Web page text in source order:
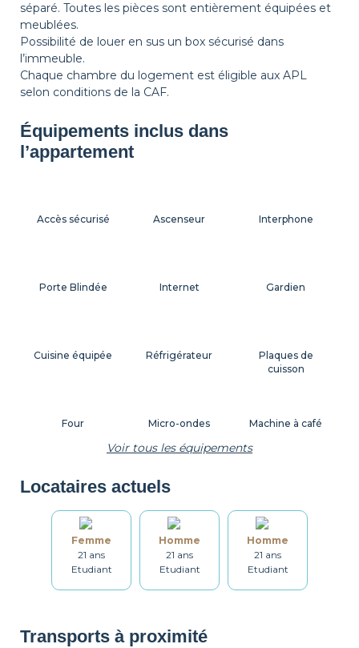
séparé. Toutes les pièces sont entièrement équipées et
meublées.
Possibilité de louer en sus un box sécurisé dans
l’immeuble.
Chaque chambre du logement est éligible aux APL
selon conditions de la CAF.
Équipements inclus dans
l’appartement
Internet
Cuisine équipée
Lave-linge
Réfrigérateur
Ustensiles
Micro-ondes
Four
Plaques de
cuisson
Machine à café
Bouilloire
Table et chaises
Grille-pain
Étendoir
Accès sécurisé
Salle de bain
Ascenseur Interphone
Gardien
Porte Blindée
Voir tous les équipements
Locataires actuels
Femme
21 ans
Etudiant
Homme
21 ans
Etudiant
Homme
21 ans
Etudiant
Transports à proximité